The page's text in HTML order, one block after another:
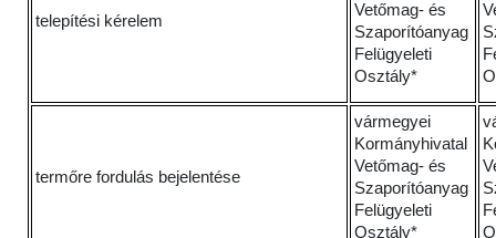
telepítési kérelem
Vetőmag- és
Szaporítóanyag
Felügyeleti
Osztály*
termőre fordulás bejelentése
vármegyei
Kormányhivatal
Vetőmag- és
Szaporítóanyag
Felügyeleti
Osztály*